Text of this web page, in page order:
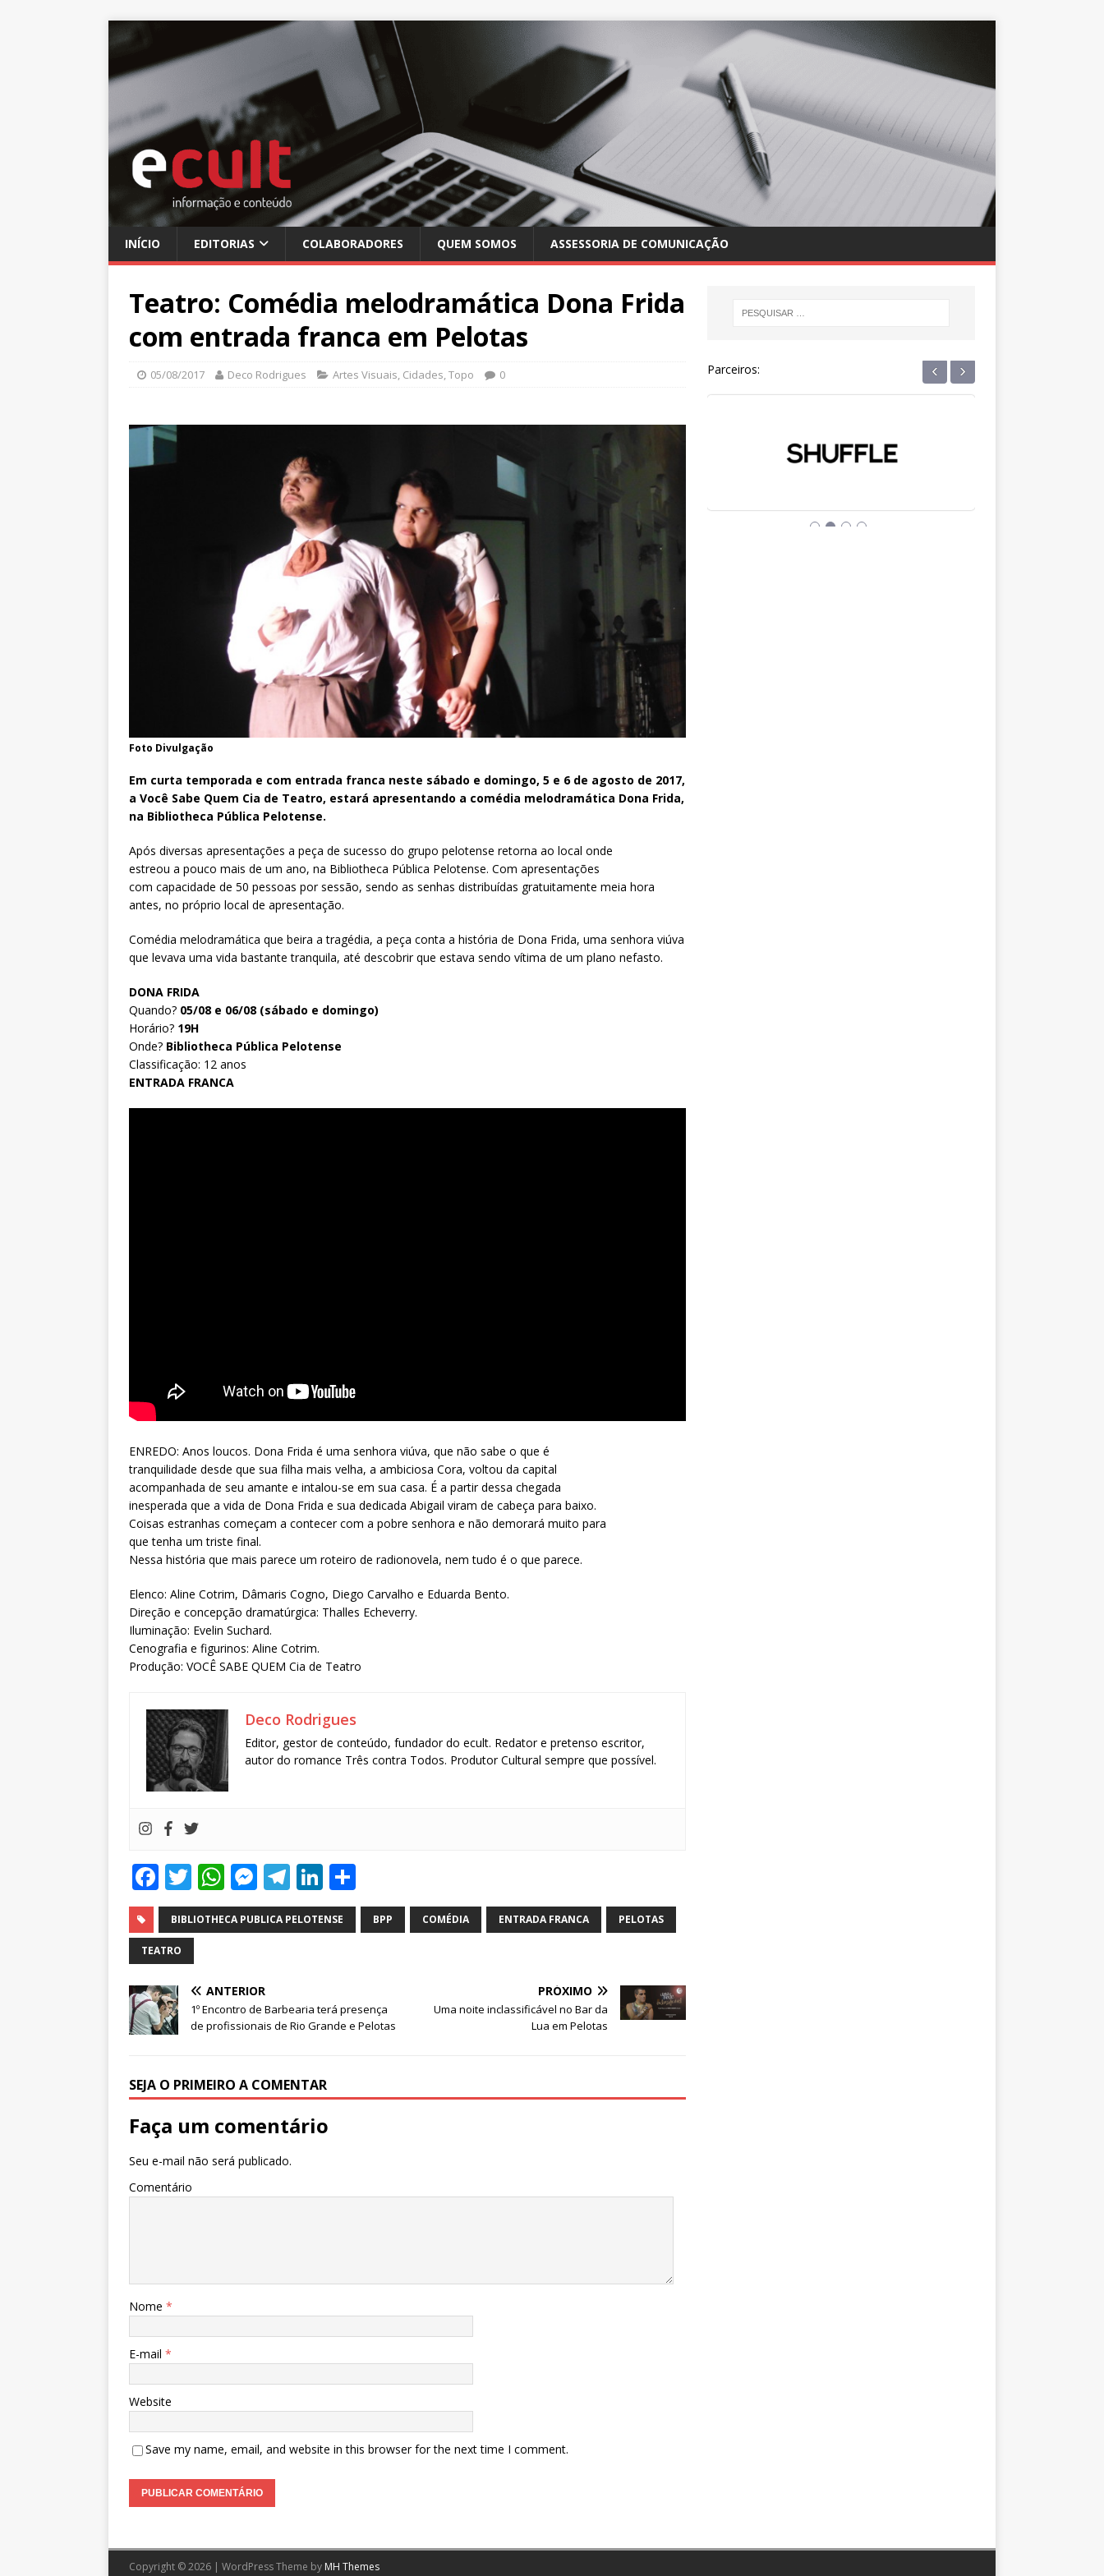
INÍCIO EDITORIAS COLABORADORES QUEM SOMOS ASSESSORIA DE COMUNICAÇÃO
Teatro: Comédia melodramática Dona Frida
com entrada franca em Pelotas
05/08/2017 Deco Rodrigues Artes Visuais Cidades Topo 0
Foto Divulgação
Em curta temporada e com entrada franca neste sábado e domingo, 5 e 6 de agosto de 2017,
a Você Sabe Quem Cia de Teatro, estará apresentando a comédia melodramática Dona Frida,
na Bibliotheca Pública Pelotense.
Após diversas apresentações a peça de sucesso do grupo pelotense retorna ao local onde
estreou a pouco mais de um ano, na Bibliotheca Pública Pelotense. Com apresentações
com capacidade de 50 pessoas por sessão, sendo as senhas distribuídas gratuitamente meia hora
antes, no próprio local de apresentação.
Comédia melodramática que beira a tragédia, a peça conta a história de Dona Frida, uma senhora viúva
que levava uma vida bastante tranquila, até descobrir que estava sendo vítima de um plano nefasto.
DONA FRIDA
Quando? 05/08 e 06/08 (sábado e domingo)
Horário? 19H
Onde? Bibliotheca Pública Pelotense
Classificação: 12 anos
ENTRADA FRANCA
ENREDO: Anos loucos. Dona Frida é uma senhora viúva, que não sabe o que é
tranquilidade desde que sua filha mais velha, a ambiciosa Cora, voltou da capital
acompanhada de seu amante e intalou-se em sua casa. É a partir dessa chegada
inesperada que a vida de Dona Frida e sua dedicada Abigail viram de cabeça para baixo.
Coisas estranhas começam a contecer com a pobre senhora e não demorará muito para
que tenha um triste final.
Nessa história que mais parece um roteiro de radionovela, nem tudo é o que parece.
Elenco: Aline Cotrim, Dâmaris Cogno, Diego Carvalho e Eduarda Bento.
Direção e concepção dramatúrgica: Thalles Echeverry.
Iluminação: Evelin Suchard.
Cenografia e figurinos: Aline Cotrim.
Produção: VOCÊ SABE QUEM Cia de Teatro
Deco Rodrigues
Editor, gestor de conteúdo, fundador do ecult. Redator e pretenso escritor,
autor do romance Três contra Todos. Produtor Cultural sempre que possível.
F
a
c
e
b
o
o
T
w
it
te
r
W
h
at
A
p
p
M
e
ss
n
g
e
T
el
e
m
Li
n
k
n
h
ar
BIBLIOTHECA PUBLICA PELOTENSE BPP COMÉDIA ENTRADA FRANCA PELOTAS
TEATRO
ANTERIOR
1º Encontro de Barbearia terá presença
de profissionais de Rio Grande e Pelotas
PRÓXIMO
Uma noite inclassificável no Bar da
Lua em Pelotas
SEJA O PRIMEIRO A COMENTAR
Faça um comentário
Seu e-mail não será publicado.
Comentário
Nome *
E-mail *
Website
Save my name, email, and website in this browser for the next time I comment.
Parceiros: ‹ ›
Copyright © 2026 | WordPress Theme by MH Themes